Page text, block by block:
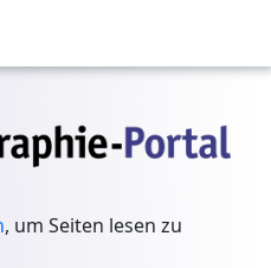
, um Seiten lesen zu